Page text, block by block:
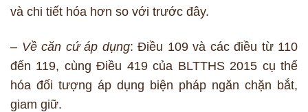
và chi tiết hóa hơn so với trước đây.
– Về căn cứ áp dụng: Điều 109 và các điều từ 110
đến 119, cùng Điều 419 của BLTTHS 2015 cụ thể
hóa đối tượng áp dụng biện pháp ngăn chặn bắt,
giam giữ.